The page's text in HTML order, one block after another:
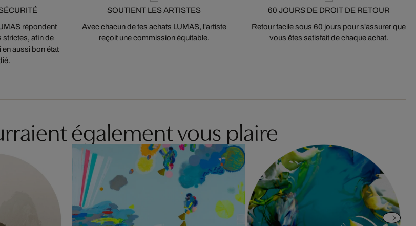
répondent
strictes, afin de
en aussi bon état
SOUTIENT LES ARTISTES
Avec chacun de tes achats LUMAS, l'artiste
reçoit une commission équitable.
60 JOURS DE DROIT DE RETOUR
Retour facile sous 60 jours pour s'assurer que
vous êtes satisfait de chaque achat.
également vous plaire